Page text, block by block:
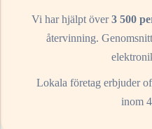
Vi har hjälpt över3 500
återvinning.
Lokala företag erbjuder
inom